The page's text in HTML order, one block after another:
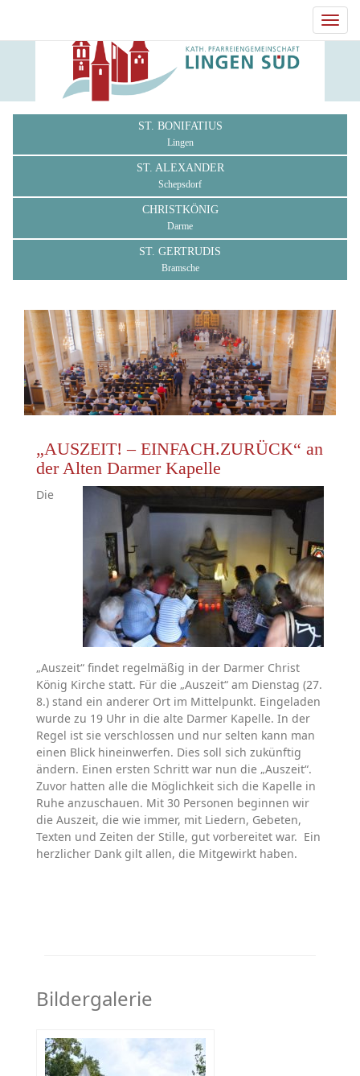
ST. BONIFATIUS
Lingen
ST. ALEXANDER
Schepsdorf
CHRISTKÖNIG
Darme
ST. GERTRUDIS
Bramsche
„AUSZEIT! – EINFACH.ZURÜCK“ an
der Alten Darmer Kapelle
Die
„Auszeit“ findet regelmäßig in der Darmer Christ
König Kirche statt. Für die „Auszeit“ am Dienstag (27.
8.) stand ein anderer Ort im Mittelpunkt. Eingeladen
wurde zu 19 Uhr in die alte Darmer Kapelle. In der
Regel ist sie verschlossen und nur selten kann man
einen Blick hineinwerfen. Dies soll sich zukünftig
ändern. Einen ersten Schritt war nun die „Auszeit“.
Zuvor hatten alle die Möglichkeit sich die Kapelle in
Ruhe anzuschauen. Mit 30 Personen beginnen wir
die Auszeit, die wie immer, mit Liedern, Gebeten,
Texten und Zeiten der Stille, gut vorbereitet war. Ein
herzlicher Dank gilt allen, die Mitgewirkt haben.
Bildergalerie